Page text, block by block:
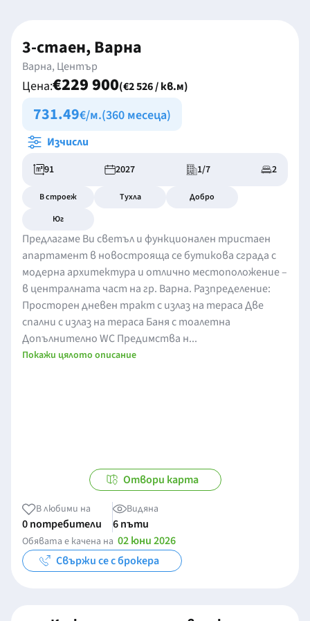
3-стаен, Варна
Варна, Център
Цена:€229 900(€2 526 / кв.м)
731.49€/м.(360 месеца)
Изчисли
91 2027 1/7 2
В строеж Тухла
Добро
Юг
Предлагаме Ви светъл и функционален тристаен
апартамент в новострояща се бутикова сграда с
модерна архитектура и отлично местоположение –
в централната част на гр. Варна. Разпределение:
Просторен дневен тракт с излаз на тераса Две
спални с излаз на тераса Баня с тоалетна
Допълнително WC Предимства н...
Покажи цялото описание
Отвори карта
В любими на
0 потребители
Видяна
6 пъти
Обявата е качена на 02 юни 2026
Свържи се с брокера